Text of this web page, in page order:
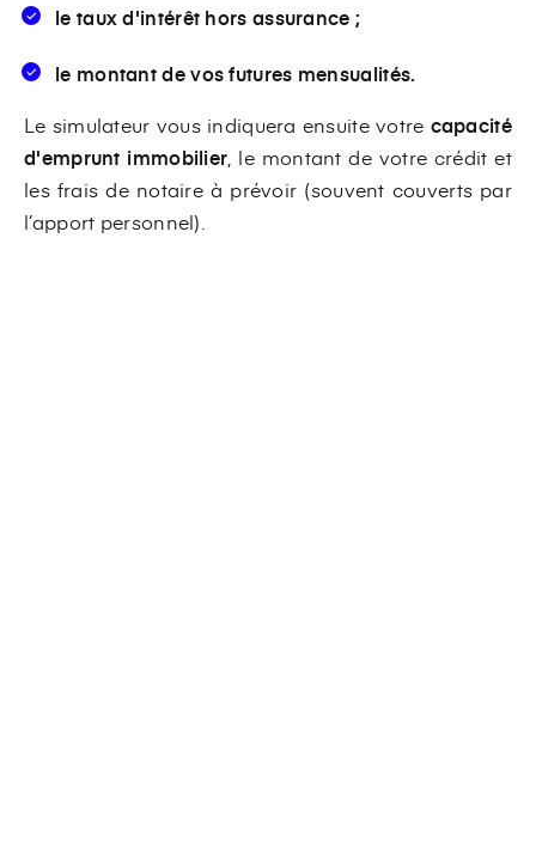
le taux d'intérêt hors assurance ;
le montant de vos futures mensualités.
Le simulateur vous indiquera ensuite votre capacité
d'emprunt immobilier , le montant de votre crédit et
les frais de notaire à prévoir (souvent couverts par
l’apport personnel).